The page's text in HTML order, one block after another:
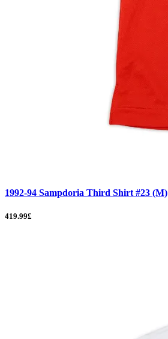
1992-94 Sampdoria Third Shirt #23 (M)
419.99£